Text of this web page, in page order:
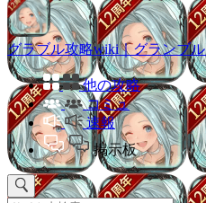
グラブル攻略wiki｜グランブ
他の攻略
コミュ
速報
掲示板